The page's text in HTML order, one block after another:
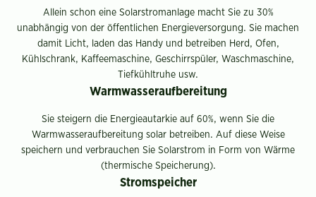
Allein schon eine Solarstromanlage macht Sie zu 30%
unabhängig von der öffentlichen Energieversorgung. Sie machen
damit Licht, laden das Handy und betreiben Herd, Ofen,
Kühlschrank, Kaffeemaschine, Geschirrspüler, Waschmaschine,
Tiefkühltruhe usw.
Warmwasseraufbereitung
Sie steigern die Energieautarkie auf 60%, wenn Sie die
Warmwasseraufbereitung solar betreiben. Auf diese Weise
speichern und verbrauchen Sie Solarstrom in Form von Wärme
(thermische Speicherung).
Stromspeicher